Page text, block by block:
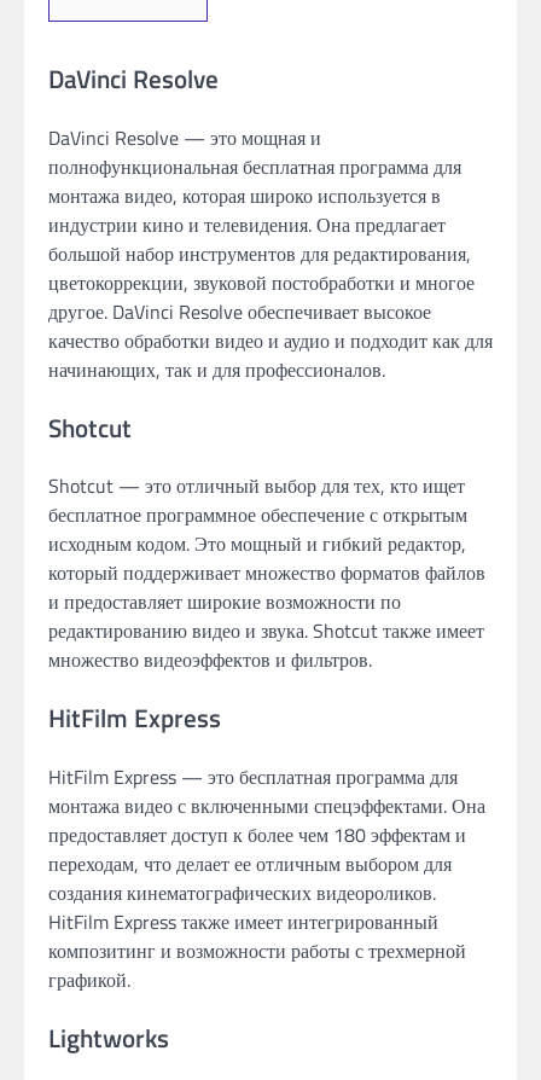
DaVinci Resolve
DaVinci Resolve — это мощная и
полнофункциональная бесплатная программа для
монтажа видео, которая широко используется в
индустрии кино и телевидения. Она предлагает
большой набор инструментов для редактирования,
цветокоррекции, звуковой постобработки и многое
другое. DaVinci Resolve обеспечивает высокое
качество обработки видео и аудио и подходит как для
начинающих, так и для профессионалов.
Shotcut
Shotcut — это отличный выбор для тех, кто ищет
бесплатное программное обеспечение с открытым
исходным кодом. Это мощный и гибкий редактор,
который поддерживает множество форматов файлов
и предоставляет широкие возможности по
редактированию видео и звука. Shotcut также имеет
множество видеоэффектов и фильтров.
HitFilm Express
HitFilm Express — это бесплатная программа для
монтажа видео с включенными спецэффектами. Она
предоставляет доступ к более чем 180 эффектам и
переходам, что делает ее отличным выбором для
создания кинематографических видеороликов.
HitFilm Express также имеет интегрированный
композитинг и возможности работы с трехмерной
графикой.
Lightworks